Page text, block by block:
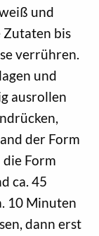
und
Zutaten bis
verrühren.
und
ausrollen
der Form
die Form
ca. 45
10 Minuten
dann erst